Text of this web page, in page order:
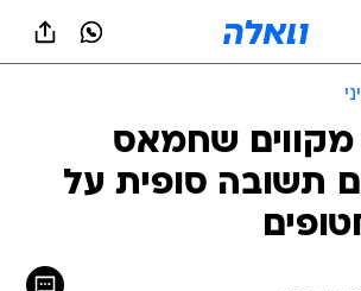
מקווים שחמאס
תשובה סופית על